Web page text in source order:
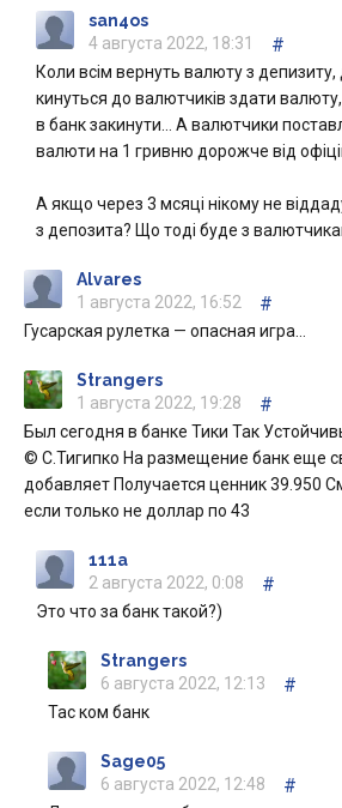
san4os
4 августа 2022, 18:31
#
Коли всім вернуть валюту з
кинуться до валютчиків здати
в банк закинути… А валютчики
валюти на 1 гривню дорожче від
А якщо через 3 мсяці нікому не
з депозита? Що тоді буде з
Alvares
1 августа 2022, 16:52
#
Гусарская рулетка — опасная игра…
Strangers
1 августа 2022, 19:28
#
Был сегодня в банке Тики Так
© С.Тигипко На размещение банк еще
добавляет Получается ценник 39.950
если только не доллар по 43
111a
2 августа 2022, 0:08
#
Это что за банк такой?)
Strangers
6 августа 2022, 12:13
#
Тас ком банк
Sage05
6 августа 2022, 12:48
#